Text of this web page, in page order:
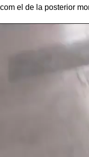
com el de la posterior